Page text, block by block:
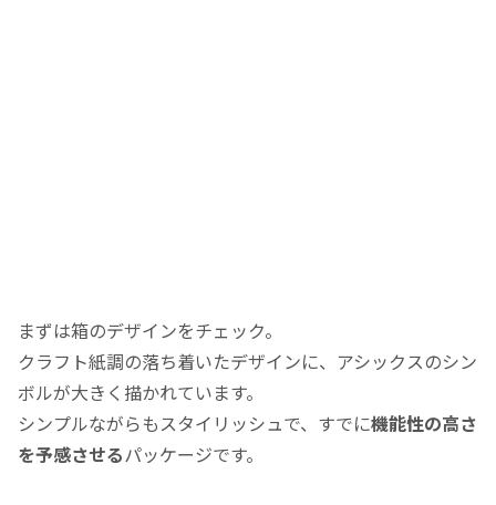
まずは箱のデザインをチェック。
クラフト紙調の落ち着いたデザインに、アシックスのシン
ボルが大きく描かれています。
シンプルながらもスタイリッシュで、すでに機能性の高さ
を予感させるパッケージです。